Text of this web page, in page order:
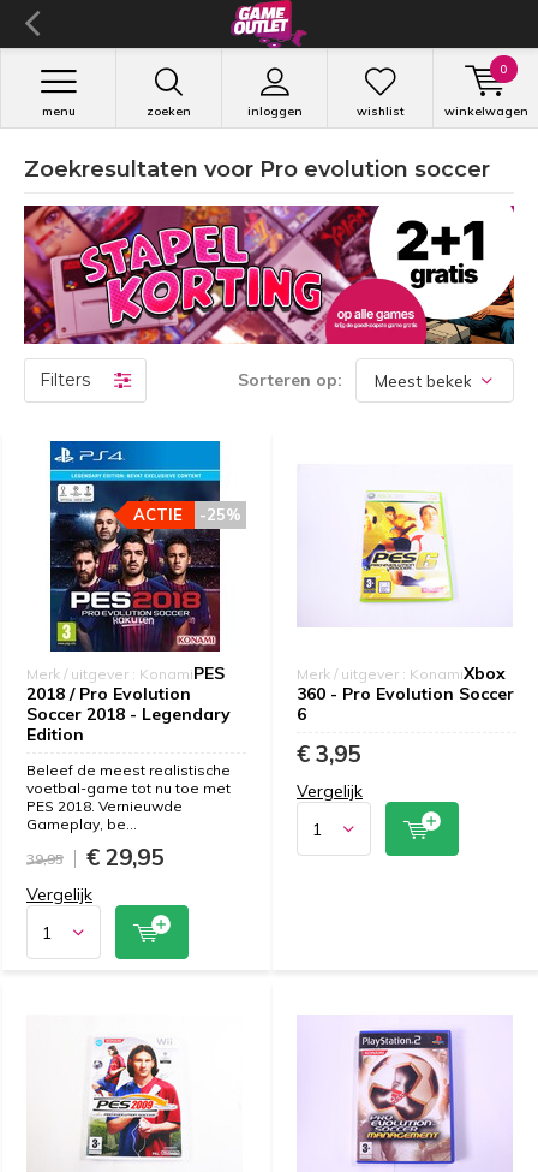
zoeken inloggen
menu wishlist winkelwagen
0
Zoekresultaten voor Pro evolution soccer
Filters Sorteren op:
Merk / uitgever : KonamiPES
2018 / Pro Evolution
Soccer 2018 - Legendary
Edition
-25%
ACTIE
Beleef de meest realistische
voetbal-game tot nu toe met
PES 2018. Vernieuwde
Gameplay, be...
39,95
€ 29,95
Vergelijk
Merk / uitgever : KonamiXbox
360 - Pro Evolution Soccer
6
€ 3,95
Vergelijk